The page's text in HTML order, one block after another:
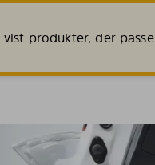
produkter, der